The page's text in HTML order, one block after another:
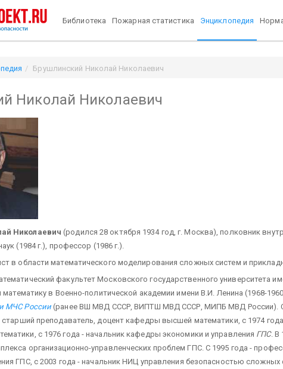
Библиотека Пожарная статистика Энциклопедия
Брушлинский Николай Николаевич
Николай Николаевич
Николаевич (родился 28 октября 1934 год, г. Москва), полковник
(1984 г.), профессор (1986 г.).
в области математического моделирования сложных систем и
факультет Московского государственного университета
в Военно-политической академии имени В.И. Ленина (1968­-1960
МЧС России(ранее ВШ МВД СССР, ВИПТШ МВД СССР, МИПБ МВД России). С
старший преподаватель, доцент кафедры высшей математики, с 1974
с 1976 года - начальник кафедры экономики и управления ГПС. В
орга­низационно-управленческих проблем ГПС. С 1995 года -
ГПС, с 2003 года - начальник НИЦ управления безопасностью сложных